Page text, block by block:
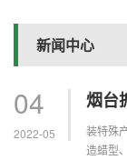
新闻中心
04
2022-05
烟台
装特殊
造蜡型